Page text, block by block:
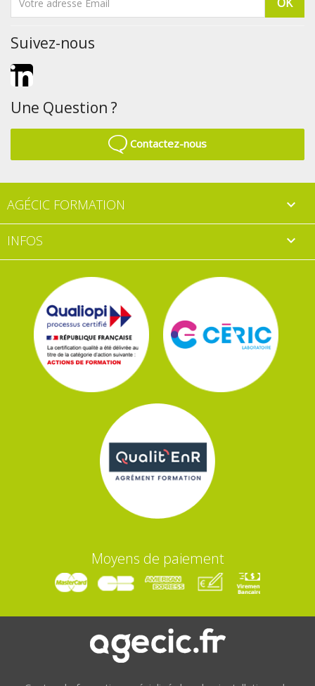
Suivez-nous
Une Question ?
Contactez-nous
AGÉCIC FORMATION 
INFOS 
Moyens de paiement